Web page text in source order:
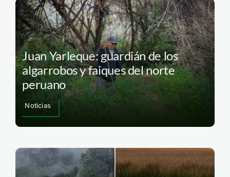
Juan Yarleque: guardián de los
algarrobos y faiques del norte
peruano
Noticias